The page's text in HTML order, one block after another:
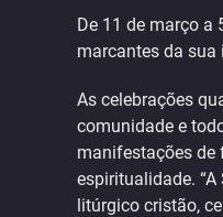
De 11 de março a
marcantes da
As celebrações
comunidade e
manifestações de
espiritualidade.
litúrgico cristão,